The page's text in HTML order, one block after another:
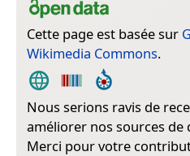
Cette page est basée sur
Wikimedia Commons.
Nous serions ravis de
améliorer nos sources de
Merci pour votre